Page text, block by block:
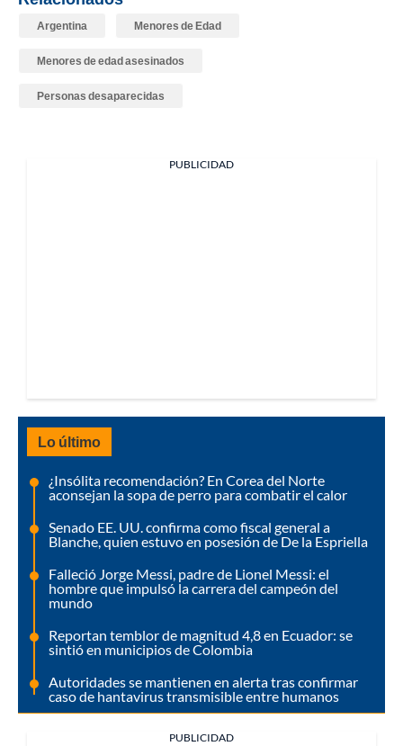
Argentina Menores de Edad
Menores de edad asesinados
Personas desaparecidas
PUBLICIDAD
Lo último
¿Insólita recomendación? En Corea del Norte
aconsejan la sopa de perro para combatir el calor
Senado EE. UU. confirma como fiscal general a
Blanche, quien estuvo en posesión de De la Espriella
Falleció Jorge Messi, padre de Lionel Messi: el
hombre que impulsó la carrera del campeón del
mundo
Reportan temblor de magnitud 4,8 en Ecuador: se
sintió en municipios de Colombia
Autoridades se mantienen en alerta tras confirmar
caso de hantavirus transmisible entre humanos
PUBLICIDAD